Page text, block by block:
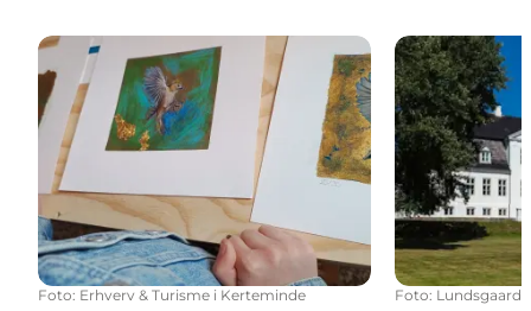
ArtWeek i Kerteminde
Foto: Erhverv & Turisme i Kerteminde
Lundsgaard
Foto: Lundsgaard